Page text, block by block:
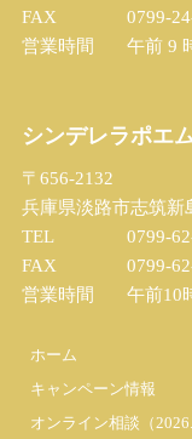
FAX
0799-
営業時間
午前 9
シンデレラポエ
〒656-2132
兵庫県淡路市志筑新
TEL
0799-
FAX
0799-
営業時間
午前10
ホーム
キャンペーン情報
オンライン相談（